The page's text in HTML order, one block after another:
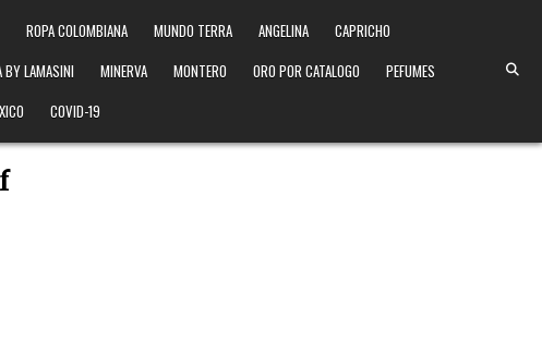
ROPA COLOMBIANA MUNDO TERRA ANGELINA
CAPRICHO
BY LAMASINI MINERVA MONTERO ORO POR CATALOGO
PEFUMES
COVID-19